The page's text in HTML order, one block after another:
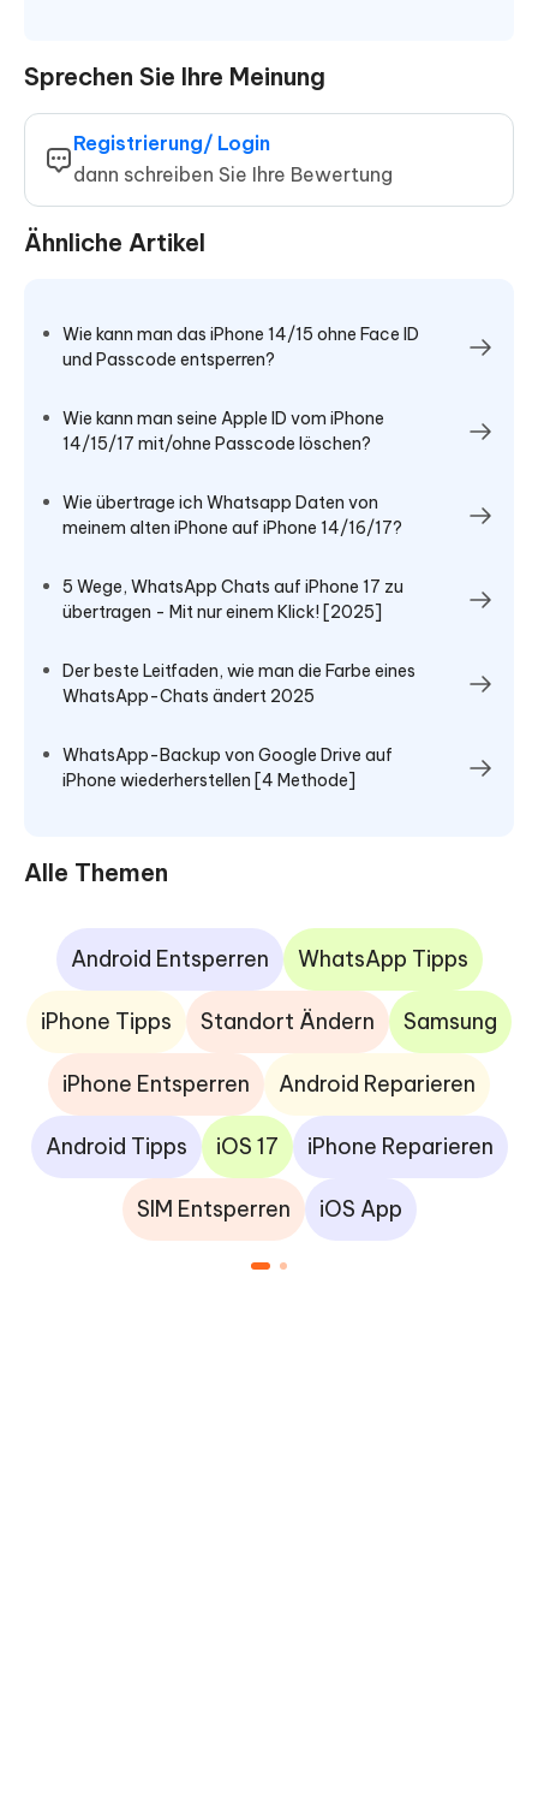
Sprechen Sie Ihre Meinung
Registrierung/ Login
dann schreiben Sie Ihre Bewertung
Ähnliche Artikel
Wie kann man das iPhone 14/15 ohne Face ID
und Passcode entsperren?
Wie kann man seine Apple ID vom iPhone
14/15/17 mit/ohne Passcode löschen?
Wie übertrage ich Whatsapp Daten von
meinem alten iPhone auf iPhone 14/16/17?
5 Wege, WhatsApp Chats auf iPhone 17 zu
übertragen - Mit nur einem Klick! [2025]
Der beste Leitfaden, wie man die Farbe eines
WhatsApp-Chats ändert 2025
WhatsApp-Backup von Google Drive auf
iPhone wiederherstellen [4 Methode]
Alle Themen
Android Entsperren WhatsApp Tipps
iPhone Tipps Standort Ändern Samsung
iPhone Entsperren Android Reparieren
Android Tipps iOS 17 iPhone Reparieren
SIM Entsperren iOS App